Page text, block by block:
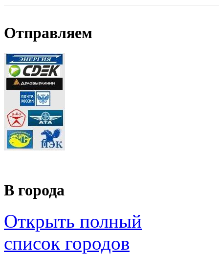
Отправляем
В города
Открыть полный
список городов